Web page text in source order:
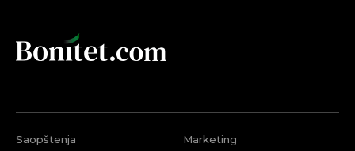
Saopštenja
Marketing